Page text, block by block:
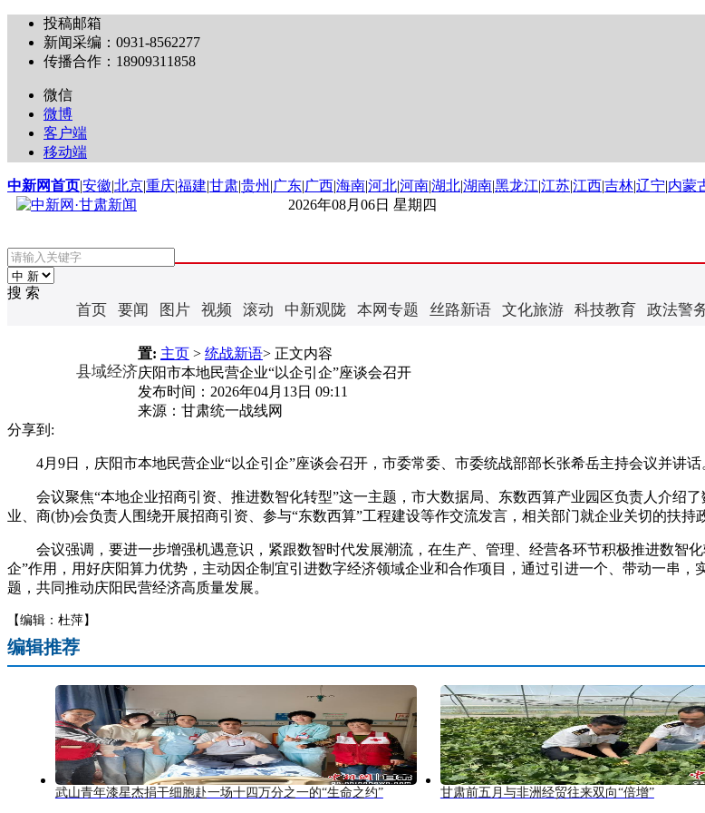
投稿邮箱
新闻采编：0931-8562277
传播合作：18909311858
微信
微博
客户端
移动端
中新网首页|安徽|北京|重庆|福建|甘肃|贵州 |广东|广西|海南|河北|河南|湖北|湖南|黑龙江|江苏|江西|吉林|辽宁|内蒙
2026年08月06日 星期四
搜 索
首页 要闻 图片 视频 滚动 中新观陇 本网专题 丝路新语 文化旅游 科技教育 政法警
县域经济
置: 主页 > 统战新语> 正文内容
庆阳市本地民营企业“以企引企”座谈会召开
发布时间： 2026年04月13日 09:11
来源： 甘肃统一战线网
分享到:
4月9日，庆阳市本地民营企业“以企引企”座谈会召开，市委常委、市委统战部部长张希岳主持会议并讲话
会议聚焦“本地企业招商引资、推进数智化转型”这一主题，市大数据局、东数西算产业园区负责人介绍
业、商(协)会负责人围绕开展招商引资、参与“东数西算”工程建设等作交流发言，相关部门就企业关切的扶持
会议强调，要进一步增强机遇意识，紧跟数智时代发展潮流，在生产、管理、经营各环节积极推进数智化
企”作用，用好庆阳算力优势，主动因企制宜引进数字经济领域企业和合作项目，通过引进一个、带动一串
题，共同推动庆阳民营经济高质量发展。
【编辑：杜萍】
编辑推荐
武山青年漆星杰捐干细胞赴一场十四万分之一的“生命之约” 甘肃前五月与非洲经贸往来双向“倍增”